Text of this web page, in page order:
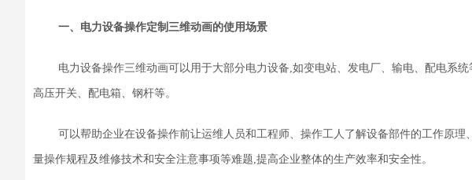
一、电力设备操作定制三维动画的使用场景
电力设备操作三维动画可以用于大部分电力设备,如变电站、发电厂、输电、配电系统
高压开关、配电箱、钢杆等。
可以帮助企业在设备操作前让运维人员和工程师、 操作工人了解设备部件的工作原理
量操作规程及维修技术和安全注意事项等难题,提高企业整体的生产效率和安全性。